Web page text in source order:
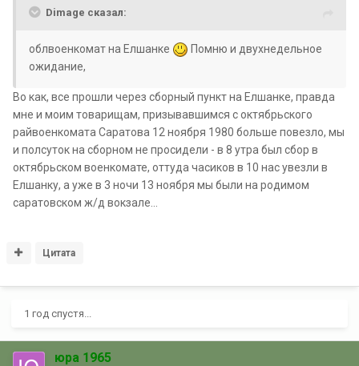
Dimage сказал:
облвоенкомат на Елшанке
Помню и двухнедельное
ожидание,
Во как, все прошли через сборный пункт на Елшанке, правда
мне и моим товарищам, призывавшимся с октябрьского
райвоенкомата Саратова 12 ноября 1980 больше повезло, мы
и полсуток на сборном не просидели - в 8 утра был сбор в
октябрьском военкомате, оттуда часиков в 10 нас увезли в
Елшанку, а уже в 3 ночи 13 ноября мы были на родимом
саратовском ж/д вокзале...
Цитата
1 год спустя...
юра 1965